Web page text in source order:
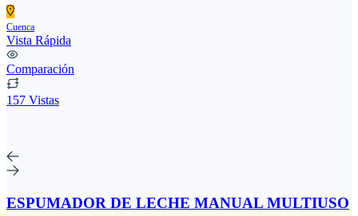
Cuenca
Vista Rápida
Comparación
157 Vistas
ESPUMADOR DE LECHE MANUAL MULTIUSO